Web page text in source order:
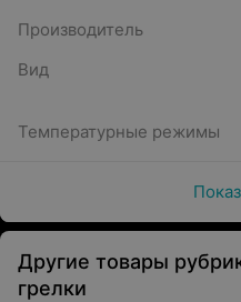
Производитель
Вид
Температурные режимы
Другие товары
грелки